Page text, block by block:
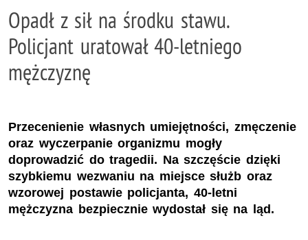
Opadł z sił na środku stawu.
Policjant uratował 40-letniego
mężczyznę
Przecenienie własnych umiejętności, zmęczenie
oraz wyczerpanie organizmu mogły
doprowadzić do tragedii. Na szczęście dzięki
szybkiemu wezwaniu na miejsce służb oraz
wzorowej postawie policjanta, 40-letni
mężczyzna bezpiecznie wydostał się na ląd.